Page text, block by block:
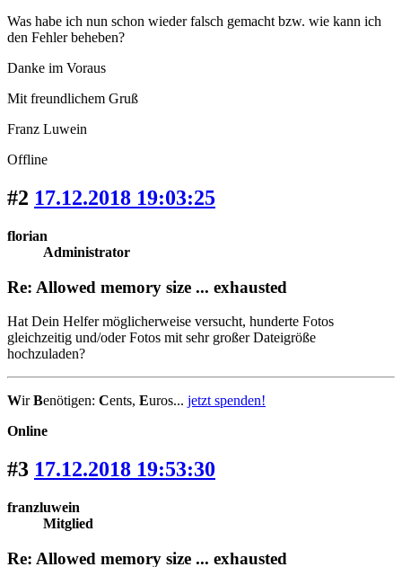
Was habe ich nun schon wieder falsch gemacht bzw. wie kann ich
den Fehler beheben?
Danke im Voraus
Mit freundlichem Gruß
Franz Luwein
Offline
#2 17.12.2018 19:03:25
florian
Administrator
Re: Allowed memory size ... exhausted
Hat Dein Helfer möglicherweise versucht, hunderte Fotos
gleichzeitig und/oder Fotos mit sehr großer Dateigröße
hochzuladen?
WirBenötigen: Cents, Euros... jetzt spenden!
Online
#3 17.12.2018 19:53:30
franzluwein
Mitglied
Re: Allowed memory size ... exhausted